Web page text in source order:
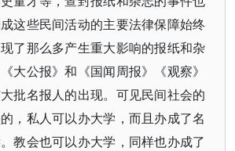
这些民间活动的主要法律保障始终
了那么多产生重大影响的报纸和杂
大公报》和《国闻周报》《观察》
批名报人的出现。可见民间社会的
，私人可以办大学，而且办成了名
教会也可以办大学，同样也办成了